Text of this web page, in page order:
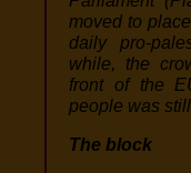
moved to
daily pro-
while, the
front of the
people was
The block